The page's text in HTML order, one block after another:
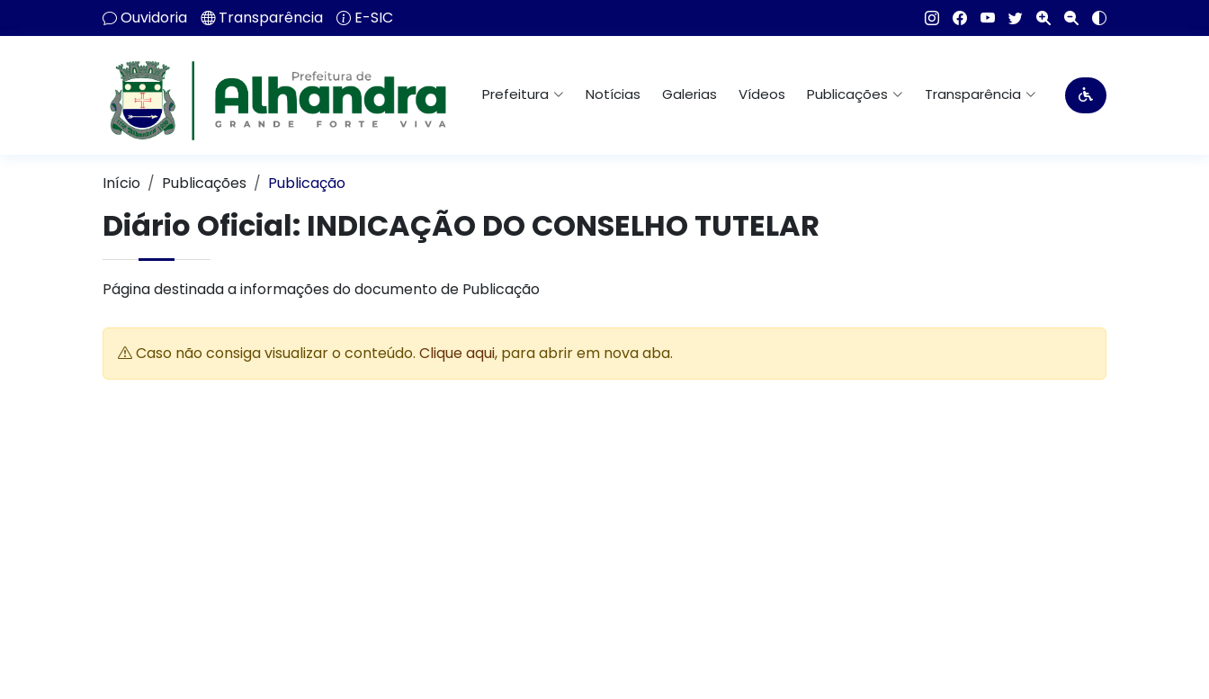
Ouvidoria Transparência E-SIC
Prefeitura Notícias Galerias Vídeos Publicações Transparência
Início Publicações Publicação
Diário Oficial: INDICAÇÃO DO CONSELHO TUTELAR
Página destinada a informações do documento de Publicação
Caso não consiga visualizar o conteúdo. Clique aqui, para abrir em nova aba.